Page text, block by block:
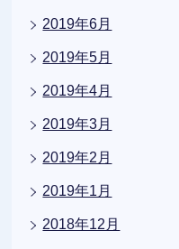
2019年6月
2019年5月
2019年4月
2019年3月
2019年2月
2019年1月
2018年12月